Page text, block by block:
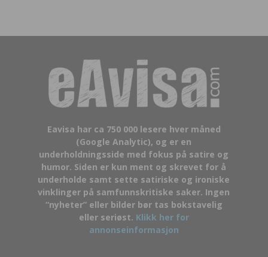
Eavisa har ca 750 000 lesere hver måned
(Google Analytic), og er en
underholdningsside med fokus på satire og
humor. Siden er kun ment og skrevet for å
underholde samt sette satiriske og ironiske
vinklinger på samfunnskritiske saker. Ingen
“nyheter” eller bilder bør tas bokstavelig
eller seriøst. Klikk her for
annonseinformasjon